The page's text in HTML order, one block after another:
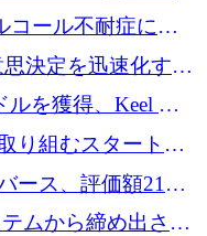
供して開始
コール不耐症に取
を調達
思決定を迅速化する
を構築する
ルを獲得、Keel の
ンドのソフトウェ
り組むスタートア
ース、評価額21億
ムから締め出され